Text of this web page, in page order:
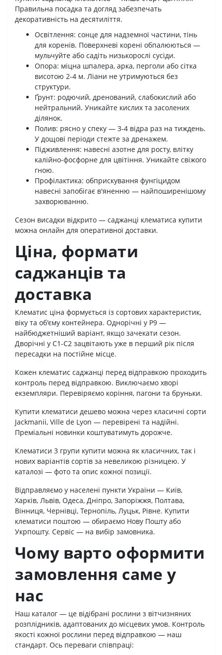
Правильна посадка та догляд забезпечать
декоративність на десятиліття.
Освітлення: сонце для надземної частини, тінь
для коренів. Поверхневі корені обпалюються —
мульчуйте або садіть низькорослі сусіди.
Опора: міцна шпалера, арка, перголи або сітка
висотою 2-4 м. Ліани не утримуються без
структури.
Ґрунт: родючий, дренований, слабокислий або
нейтральний. Уникайте кислих та засолених
ділянок.
Полив: рясно у спеку — 3-4 відра раз на тиждень.
У дощові періоди стежте за дренажем.
Підживлення: навесні азотне для росту, влітку
калійно-фосфорне для цвітіння. Уникайте свіжого
гною.
Профілактика: обприскування фунгіцидом
навесні запобігає в'яненню — найпоширенішому
захворюванню.
Сезон висадки відкрито — саджанці клематиса купити
можна онлайн для оперативної доставки.
Ціна, формати
саджанців та
доставка
Клематис ціна формується із сортових характеристик,
віку та об'єму контейнера. Однорічні у Р9 —
найбюджетніший варіант, якщо зачекати сезон.
Дворічні у С1-С2 зацвітають уже в перший рік після
пересадки на постійне місце.
Кожен клематис саджанці перед відправкою проходить
контроль перед відправкою. Виключаємо хворі
екземпляри. Перевіряємо коріння, пагони та бруньки.
Купити клематиси дешево можна через класичні сорти
Jackmanii, Ville de Lyon — перевірені та надійні.
Преміальні новинки коштуватимуть дорожче.
Клематиси 3 групи купити можна як класичних, так і
нових варіантів сортів за невеликою різницею. У
каталозі — фото та опис кожної позиції.
Відправляємо у населені пункти України — Київ,
Харків, Львів, Одеса, Дніпро, Запоріжжя, Полтава,
Вінниця, Чернівці, Тернопіль, Луцьк, Рівне. Купити
клематиси поштою — обираємо Нову Пошту або
Укрпошту. Сервіс — на вибір замовника.
Чому варто оформити
замовлення саме у
нас
Наш каталог — це відібрані рослини з вітчизняних
розплідників, адаптованих до місцевих умов. Контроль
якості кожної рослини перед відправкою — наш
стандарт. Ось переваги співпраці: